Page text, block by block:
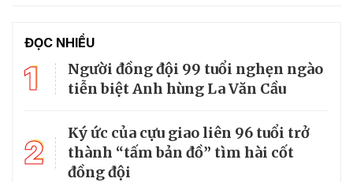
ĐỌC NHIỀU
1
Người đồng đội 99 tuổi nghẹn ngào
tiễn biệt Anh hùng La Văn Cầu
2
Ký ức của cựu giao liên 96 tuổi trở
thành “tấm bản đồ” tìm hài cốt
đồng đội